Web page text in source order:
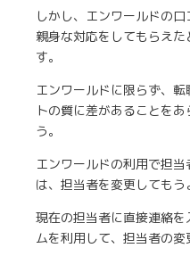
しかし、エンワールドの
親身な対応をしてもらえ
す。
エンワールドに限らず、
トの質に差があることを
う。
エンワールドの利用で担
は、担当者を変更してもう
現在の担当者に直接連絡
ムを利用して、担当者の変